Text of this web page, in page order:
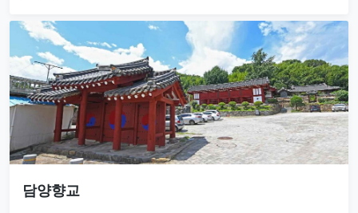
담양향교